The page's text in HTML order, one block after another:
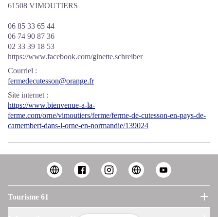
61508 VIMOUTIERS
06 85 33 65 44
06 74 90 87 36
02 33 39 18 53
https://www.facebook.com/ginette.schreiber
Courriel :
fermedecutesson@orange.fr
Site internet :
https://www.bienvenue-a-la-
ferme.com/orne/vimoutiers/ferme/ferme-de-cutesson-en-pays-de-
camembert-dans-l-orne-en-normandie/139024
Tourisme 61